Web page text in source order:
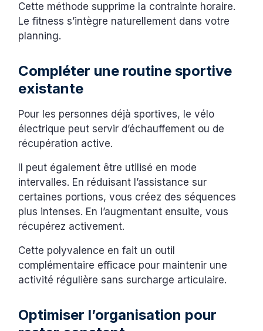
Cette méthode supprime la contrainte horaire.
Le fitness s’intègre naturellement dans votre
planning.
Compléter une routine sportive
existante
Pour les personnes déjà sportives, le vélo
électrique peut servir d’échauffement ou de
récupération active.
Il peut également être utilisé en mode
intervalles. En réduisant l’assistance sur
certaines portions, vous créez des séquences
plus intenses. En l’augmentant ensuite, vous
récupérez activement.
Cette polyvalence en fait un outil
complémentaire efficace pour maintenir une
activité régulière sans surcharge articulaire.
Optimiser l’organisation pour